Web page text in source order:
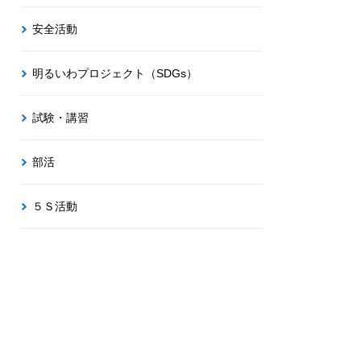
安全活動
明るいわプロジェクト（SDGs）
試験・講習
部活
５Ｓ活動